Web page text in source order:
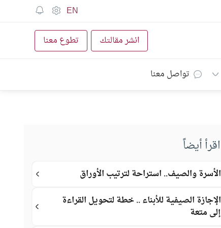
EN
انشر مقالتك تطوع معنا
تواصل معنا
اقرأ أيضاً
الأسرة والصيف.. استراحة لترتيب الأوراق
الإجازة الصيفية للأبناء .. خطة لتحويل القراءة
إلى متعة